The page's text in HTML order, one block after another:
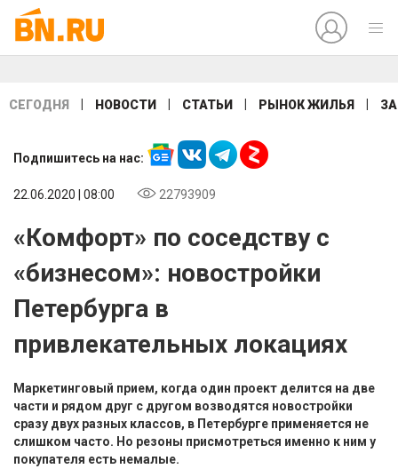
СЕГОДНЯ НОВОСТИ СТАТЬИ РЫНОК ЖИЛЬЯ
Подпишитесь на нас:
22.06.2020 | 08:00 22793909
«Комфорт» по соседству с
«бизнесом»: новостройки
Петербурга в
привлекательных локациях
Маркетинговый прием, когда один проект делится на две
части и рядом друг с другом возводятся новостройки
сразу двух разных классов, в Петербурге применяется не
слишком часто. Но резоны присмотреться именно к ним у
покупателя есть немалые.